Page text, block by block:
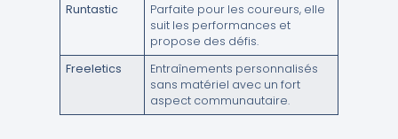
Runtastic
Parfaite pour les coureurs, elle
suit les performances et
propose des défis.
Freeletics
Entraînements personnalisés
sans matériel avec un fort
aspect communautaire.